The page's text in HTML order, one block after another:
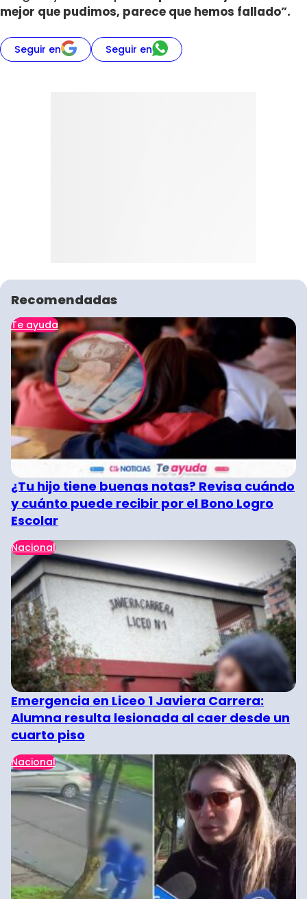
mejor que pudimos, parece que hemos fallado”.
Seguir en Seguir en
Recomendadas
Te ayuda
¿Tu hijo tiene buenas notas? Revisa cuándo
y cuánto puede recibir por el Bono Logro
Escolar
Nacional
Emergencia en Liceo 1 Javiera Carrera:
Alumna resulta lesionada al caer desde un
cuarto piso
Nacional